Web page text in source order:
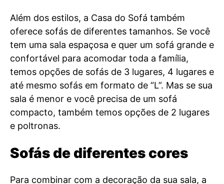
Além dos estilos, a Casa do Sofá também
oferece sofás de diferentes tamanhos. Se você
tem uma sala espaçosa e quer um sofá grande e
confortável para acomodar toda a família,
temos opções de sofás de 3 lugares, 4 lugares e
até mesmo sofás em formato de “L”. Mas se sua
sala é menor e você precisa de um sofá
compacto, também temos opções de 2 lugares
e poltronas.
Sofás de diferentes cores
Para combinar com a decoração da sua sala, a